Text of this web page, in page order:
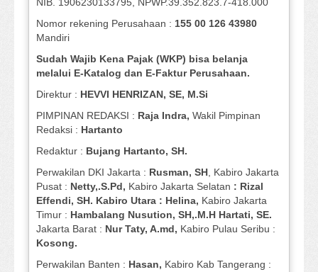
NIB. 1906230133795, NPWP.39.352.823.7-418.000
Nomor rekening Perusahaan : 155 00 126 43980
Mandiri
Sudah Wajib Kena Pajak (WKP) bisa belanja
melalui E-Katalog dan E-Faktur Perusahaan.
Direktur : HEVVI HENRIZAN, SE, M.Si
PIMPINAN REDAKSI : Raja Indra, Wakil Pimpinan
Redaksi : Hartanto
Redaktur : Bujang Hartanto, SH.
Perwakilan DKI Jakarta : Rusman, SH, Kabiro Jakarta
Pusat : Netty,.S.Pd, Kabiro Jakarta Selatan : Rizal
Effendi, SH. Kabiro Utara : Helina, Kabiro Jakarta
Timur : Hambalang Nusution, SH,.M.H Hartati, SE.
Jakarta Barat : Nur Taty, A.md, Kabiro Pulau Seribu :
Kosong.
Perwakilan Banten : Hasan, Kabiro Kab Tangerang :